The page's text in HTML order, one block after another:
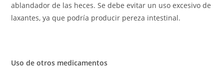
ablandador de las heces. Se debe evitar un uso excesivo de
laxantes, ya que podría producir pereza intestinal.
Uso de otros medicamentos